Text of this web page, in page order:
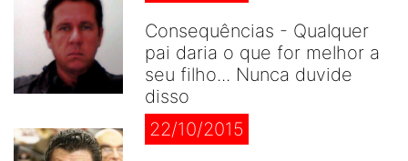
Consequências - Qualquer
pai daria o que for melhor a
seu filho... Nunca duvide
disso
22/10/2015